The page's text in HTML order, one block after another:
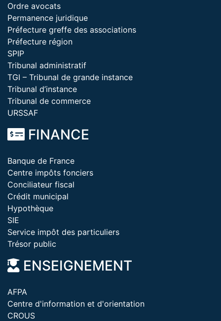
Ordre avocats
Permanence juridique
Préfecture greffe des associations
Préfecture région
SPIP
Tribunal administratif
TGI – Tribunal de grande instance
Tribunal d’instance
Tribunal de commerce
URSSAF
FINANCE
Banque de France
Centre impôts fonciers
Conciliateur fiscal
Crédit municipal
Hypothèque
SIE
Service impôt des particuliers
Trésor public
ENSEIGNEMENT
AFPA
Centre d'information et d'orientation
CROUS